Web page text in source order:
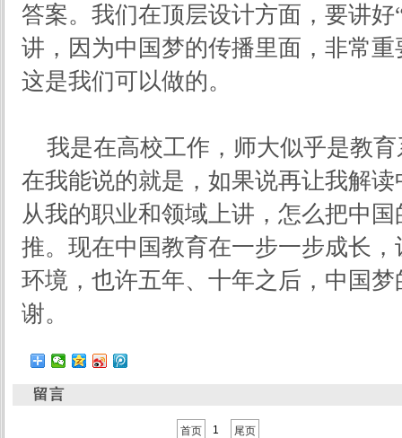
答案。我们在顶层设计方面，要讲
讲，因为中国梦的传播里面，非常
这是我们可以做的。
我是在高校工作，师大似乎是教
在我能说的就是，如果说再让我解
从我的职业和领域上讲，怎么把中
推。现在中国教育在一步一步成长
环境，也许五年、十年之后，中国
谢。
首页 1 尾页